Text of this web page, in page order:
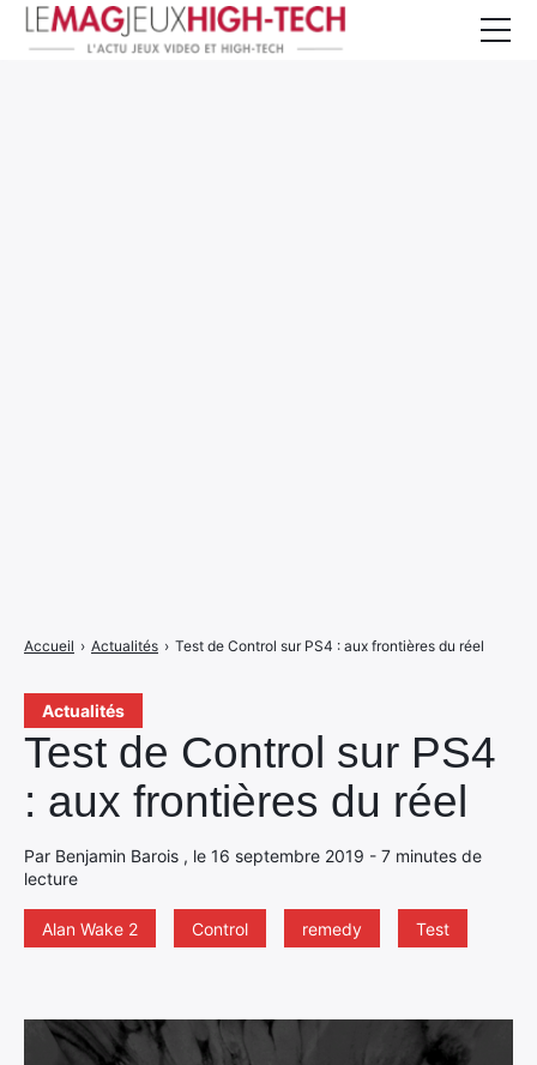
Actualités
Test de Control sur PS4
: aux frontières du réel
Par Benjamin Barois , le 16 septembre 2019 - 7 minutes de
lecture
Alan Wake 2 Control remedy Test
Accueil › Actualités › Test de Control sur PS4 : aux frontières du réel